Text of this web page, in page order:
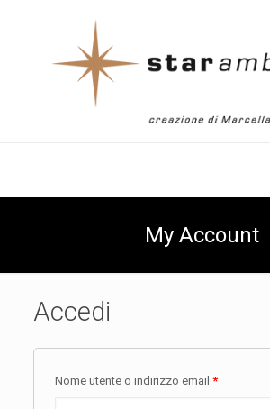
My Account
Accedi
Nome utente o indirizzo email *